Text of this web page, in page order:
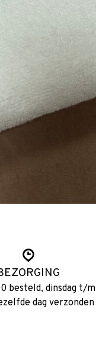
besteld, dinsdag t/m
dag verzonden